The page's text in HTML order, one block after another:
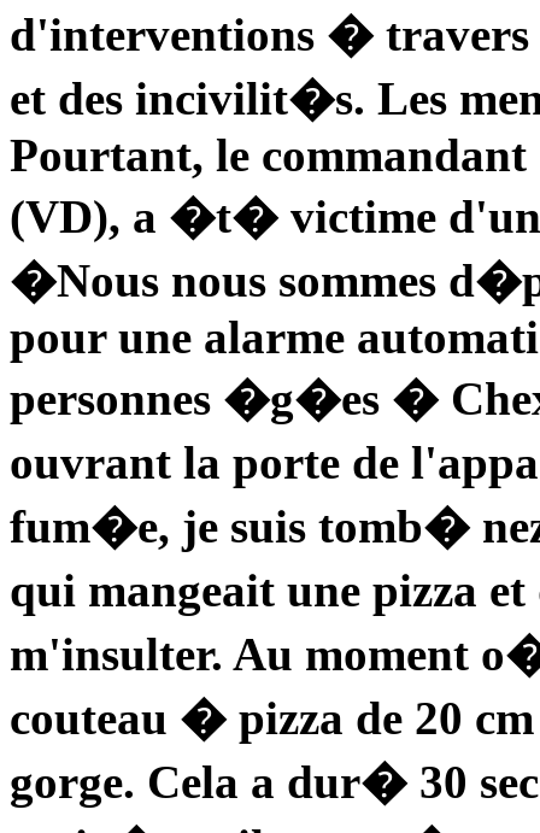
d'interventions � travers
et des incivilit�s. Les
Pourtant, le
(VD), a �t� victime
�Nous nous sommes
pour une alarme
personnes �g�es �
ouvrant la porte de
fum�e, je suis tomb�
qui mangeait une pizza
m'insulter. Au moment
couteau � pizza de 20
gorge. Cela a dur� 30